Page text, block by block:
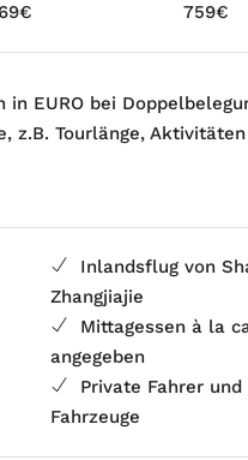
759€
in EURO bei
z.B. Tourlänge,
Inlandsflug von
Zhangjiajie
Mittagessen à la
angegeben
Private Fahrer
Fahrzeuge